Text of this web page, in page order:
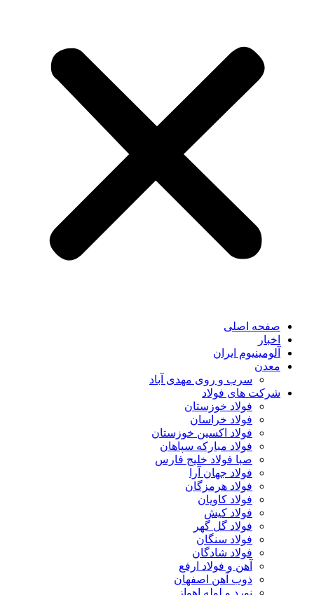
صفحه اصلی
اخبار
آلومینیوم ایران
معدن
سرب و روی مهدی آباد
شرکت های فولاد
فولاد خوزستان
فولاد خراسان
فولاد اکسین خوزستان
فولاد مبارکه سپاهان
صبا فولاد خلیج فارس
فولاد جهان آرا
فولاد هرمزگان
فولاد کاویان
فولاد کیش
فولاد گل گهر
فولاد سنگان
فولاد شادگان
آهن و فولاد ارفع
ذوب آهن اصفهان
نورد و لوله اهواز